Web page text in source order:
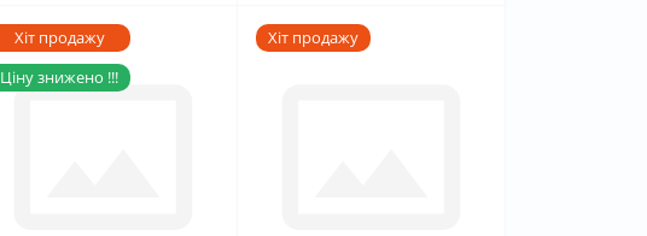
Хіт продажу
Ціну знижено !!!
Хіт продажу